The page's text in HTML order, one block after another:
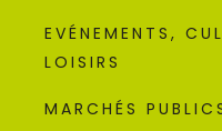
EVÉNEMENTS,
LOISIRS
MARCHÉS